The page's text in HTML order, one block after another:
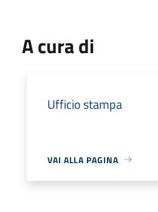
A cura di
Ufficio stampa
VAI ALLA PAGINA